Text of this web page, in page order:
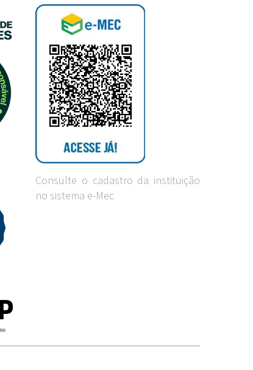
Consulte o cadastro da instituição
no sistema e-Mec